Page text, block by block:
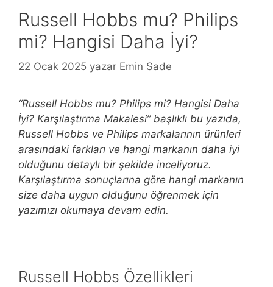
Russell Hobbs mu? Philips
mi? Hangisi Daha İyi?
22 Ocak 2025 yazar Emin Sade
“Russell Hobbs mu? Philips mi? Hangisi Daha
İyi? Karşılaştırma Makalesi” başlıklı bu yazıda,
Russell Hobbs ve Philips markalarının ürünleri
arasındaki farkları ve hangi markanın daha iyi
olduğunu detaylı bir şekilde inceliyoruz.
Karşılaştırma sonuçlarına göre hangi markanın
size daha uygun olduğunu öğrenmek için
yazımızı okumaya devam edin.
Russell Hobbs Özellikleri